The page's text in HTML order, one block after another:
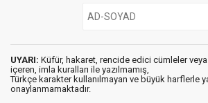
UYARI: Küfür, hakaret, rencide edici cümleler veya
içeren, imla kuralları ile yazılmamış,
Türkçe karakter kullanılmayan ve büyük harflerle
onaylanmamaktadır.